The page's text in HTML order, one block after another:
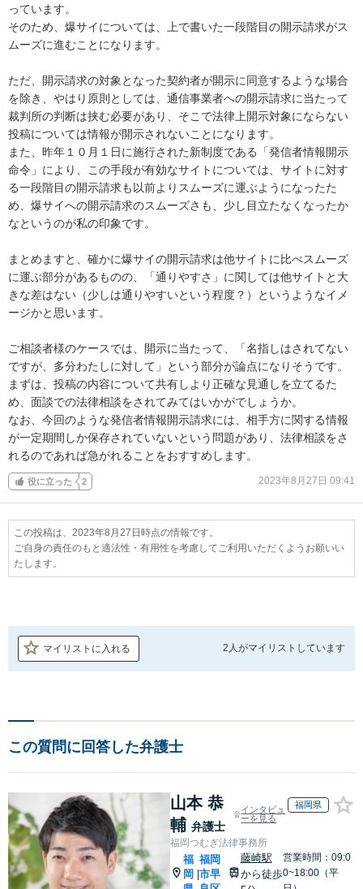
っています。
そのため、爆サイについては、上で書いた一段階目の開示請求がス
ムーズに進むことになります。
ただ、開示請求の対象となった契約者が開示に同意するような場合
を除き、やはり原則としては、通信事業者への開示請求に当たって
裁判所の判断は挟む必要があり、そこで法律上開示対象にならない
投稿については情報が開示されないことになります。
また、昨年１０月１日に施行された新制度である「発信者情報開示
命令」により、この手段が有効なサイトについては、サイトに対す
る一段階目の開示請求も以前よりスムーズに運ぶようになったた
め、爆サイへの開示請求のスムーズさも、少し目立たなくなったか
なというのが私の印象です。
まとめますと、確かに爆サイの開示請求は他サイトに比べスムーズ
に運ぶ部分があるものの、「通りやすさ」に関しては他サイトと大
きな差はない（少しは通りやすいという程度？）というようなイメ
ージかと思います。
ご相談者様のケースでは、開示に当たって、「名指しはされてない
ですが、多分わたしに対して」という部分が論点になりそうです。
まずは、投稿の内容について共有しより正確な見通しを立てるた
め、面談での法律相談をされてみてはいかがでしょうか。
なお、今回のような発信者情報開示請求には、相手方に関する情報
が一定期間しか保存されていないという問題があり、法律相談をさ
れるのであれば急がれることをおすすめします。
役に立った 2 2023年8月27日 09:41
この投稿は、2023年8月27日時点の情報です。
ご自身の責任のもと適法性・有用性を考慮してご利用いただくようお願いい
たします。
マイリストに入れる 2人がマイリストしています
この質問に回答した弁護士
山本 恭
輔 弁護士
インタビュ
ーを見る
福岡県
福岡つむぎ法律事務所
福
岡 |
福岡
市早
藤崎駅
から徒歩
営業時間：09:0
0~18:00（平